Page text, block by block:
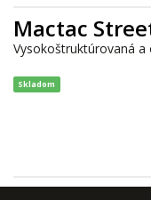
Mactac
Vysokoštruktúrovaná
Skladom